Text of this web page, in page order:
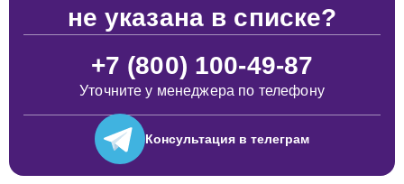
не указана в списке?
+7 (800) 100-49-87
Уточните у менеджера по телефону
Консультация в телеграм